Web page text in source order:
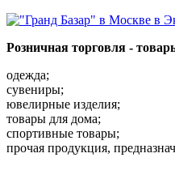
Розничная торговля -
одежда;
сувениры;
ювелирные изделия;
товары для дома;
спортивные товары;
прочая продукция,